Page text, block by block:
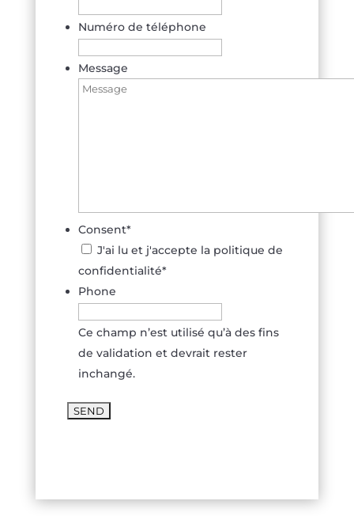
Numéro de téléphone
Message
Consent*
J'ai lu et j'accepte la politique de
confidentialité*
Phone
Ce champ n’est utilisé qu’à des fins
de validation et devrait rester
inchangé.